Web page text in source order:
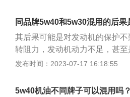
成不良的后果。5w30和5w40区
夏通用油，w是英文冬天的缩
粘度越小，低温流动性越好，
在100摄氏度下的粘度，数字越
机油推荐：不同厂商的发动机
使用30粘度值的机油，
同品牌5w40和5w30混用的后果
其后果可能是对发动机的保护
转阻力，发动机动力不足，甚
动机：建议不要混加不同品牌
保护发动机，延长其使用寿命
发布时间：2023-07-17 16:18:55
5w40机油不同牌子可以混用吗？